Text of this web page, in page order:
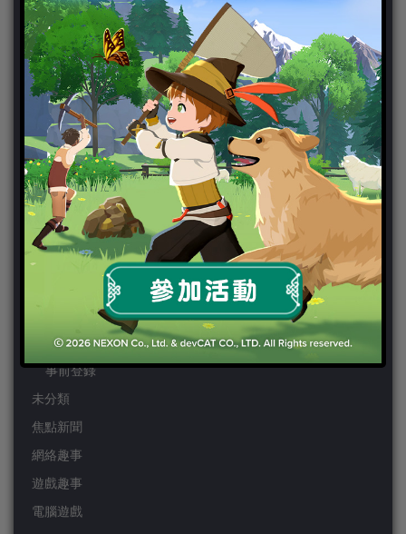
3DS
PC
PS VITA
PS3
PS4
PSP
Wii
Wiiu
XBOX ONE
XBOX360
IOS
事前登錄
未分類
焦點新聞
網絡趣事
遊戲趣事
電腦遊戲